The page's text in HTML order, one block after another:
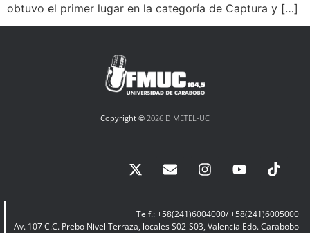
obtuvo el primer lugar en la categoría de Captura y […]
Copyright © 2026 DIMETEL-UC
Telf.: +58(241)6004000/ +58(241)6005000
Av. 107 C.C. Prebo Nivel Terraza, locales S02-S03, Valencia Edo. Carabobo